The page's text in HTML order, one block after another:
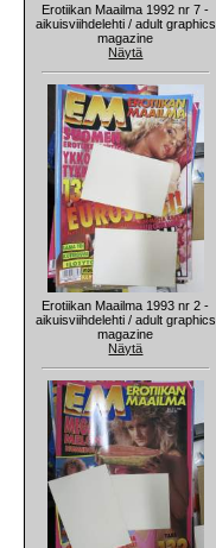
Erotiikan Maailma 1992 nr 7 -
aikuisviihdelehti / adult graphics
magazine
Näytä
Erotiikan Maailma 1993 nr 2 -
aikuisviihdelehti / adult graphics
magazine
Näytä